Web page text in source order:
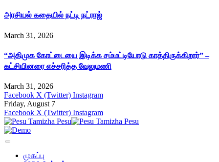
அரசியல் கதையில் நட்டி நட்ராஜ்
March 31, 2026
“அதிமுக கோட்டையை இடிக்க சம்மட்டியோடு காத்திருக்கிறார்” –
கட்சியினரை எச்சரித்த வேலுமணி
March 31, 2026
Facebook X (Twitter) Instagram
Friday, August 7
Facebook X (Twitter) Instagram
முகப்பு